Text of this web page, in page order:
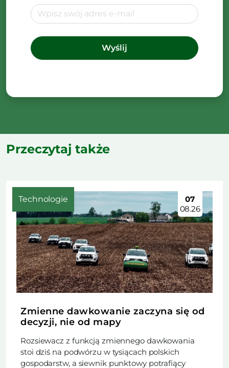
Przeczytaj także
Technologie
07
08.26
Zmienne dawkowanie zaczyna się od
decyzji, nie od mapy
Rozsiewacz z funkcją zmiennego dawkowania
stoi dziś na podwórzu w tysiącach polskich
gospodarstw, a siewnik punktowy potrafiący